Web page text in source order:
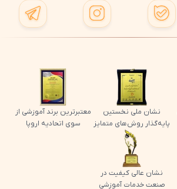
نشان ملی نخستین
پایه‌گذار روش‌های متمایز
معتبرترین برند آموزشی از
سوی اتحادیه اروپا
نشان عالی کیفیت در
صنعت خدمات آموزشی